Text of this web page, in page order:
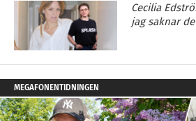
Cecilia
jag saknar
MEGAFONENTIDNINGEN